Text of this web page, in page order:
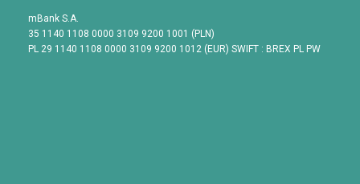
mBank S.A.
35 1140 1108 0000 3109 9200 1001 (PLN)
PL 29 1140 1108 0000 3109 9200 1012 (EUR) SWIFT : BREX PL PW